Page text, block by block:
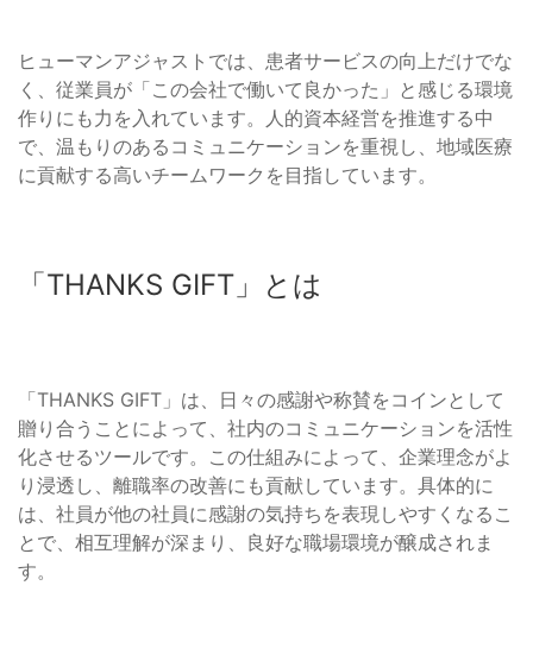
ヒューマンアジャストでは、患者サービスの向上だけでな
く、従業員が「この会社で働いて良かった」と感じる環境
作りにも力を入れています。人的資本経営を推進する中
で、温もりのあるコミュニケーションを重視し、地域医療
に貢献する高いチームワークを目指しています。
「THANKS GIFT」とは
「THANKS GIFT」は、日々の感謝や称賛をコインとして
贈り合うことによって、社内のコミュニケーションを活性
化させるツールです。この仕組みによって、企業理念がよ
り浸透し、離職率の改善にも貢献しています。具体的に
は、社員が他の社員に感謝の気持ちを表現しやすくなるこ
とで、相互理解が深まり、良好な職場環境が醸成されま
す。